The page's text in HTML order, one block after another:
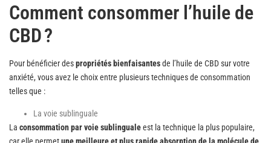
Comment consommer l’huile de
CBD ?
Pour bénéficier despropriétés bienfaisantesde l’huile de CBD sur votre
anxiété, vous avez le choix entre plusieurs techniques de consommation
telles que :
La voie sublinguale
La consommation par voie sublingualeest la technique la plus populaire,